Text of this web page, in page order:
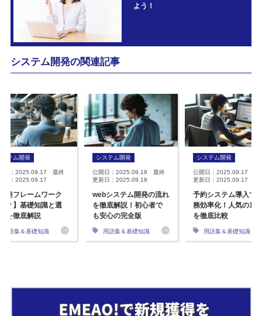
よう！
システム開発の関連記事
ステム開発
日：2025.09.17 最終
日：2025.09.17
発フレームワーク
？】基礎知識と選
を徹底解説
用語集＆基礎知識
システム開発
公開日：2025.09.18 最終
更新日：2025.09.18
webシステム開発の流れ
を徹底解説！初心者で
も安心の完全版
用語集＆基礎知識
システム開発
公開日：2025.09.17 最
更新日：2025.09.17
予約システム導入で
務効率化！人気の12
を徹底比較
用語集＆基礎知識